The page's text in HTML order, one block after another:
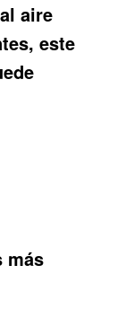
aire
este
más